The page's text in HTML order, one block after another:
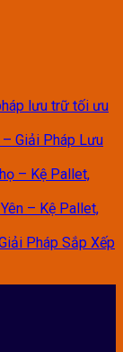
lưu trữ tối ưu
Giải Pháp Lưu
– Kệ Pallet,
– Kệ Pallet,
Pháp Sắp Xếp